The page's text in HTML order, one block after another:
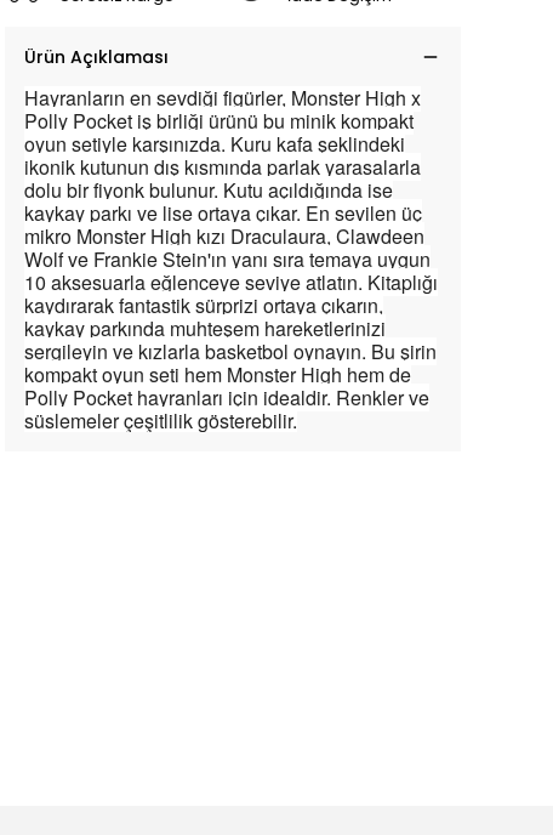
Ürün Açıklaması
Hayranların en sevdiği figürler, Monster High x
Polly Pocket iş birliği ürünü bu minik kompakt
oyun setiyle karşınızda. Kuru kafa şeklindeki
ikonik kutunun dış kısmında parlak yarasalarla
dolu bir fiyonk bulunur. Kutu açıldığında ise
kaykay parkı ve lise ortaya çıkar. En sevilen üç
mikro Monster High kızı Draculaura, Clawdeen
Wolf ve Frankie Stein'ın yanı sıra temaya uygun
10 aksesuarla eğlenceye seviye atlatın. Kitaplığı
kaydırarak fantastik sürprizi ortaya çıkarın,
kaykay parkında muhteşem hareketlerinizi
sergileyin ve kızlarla basketbol oynayın. Bu şirin
kompakt oyun seti hem Monster High hem de
Polly Pocket hayranları için idealdir. Renkler ve
süslemeler çeşitlilik gösterebilir.